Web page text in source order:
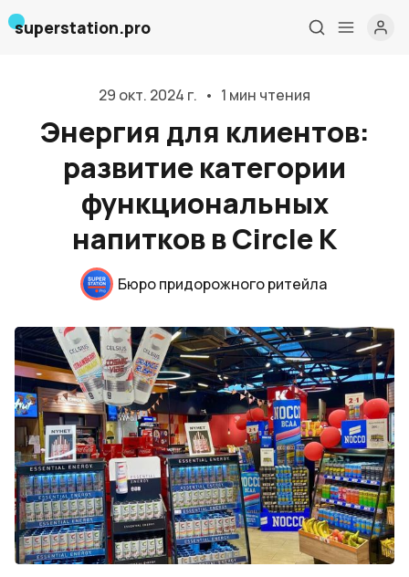
Главная
О нас
Дизайн и проектирование
Консалтинг и обучение
Блог
События
Контакты
Лучшие АЗС мира
Мнения
superstation.pro
29 окт. 2024 г. • 1 мин чтения
Энергия для клиентов:
развитие категории
функциональных
напитков в Circle K
Бюро придорожного ритейла